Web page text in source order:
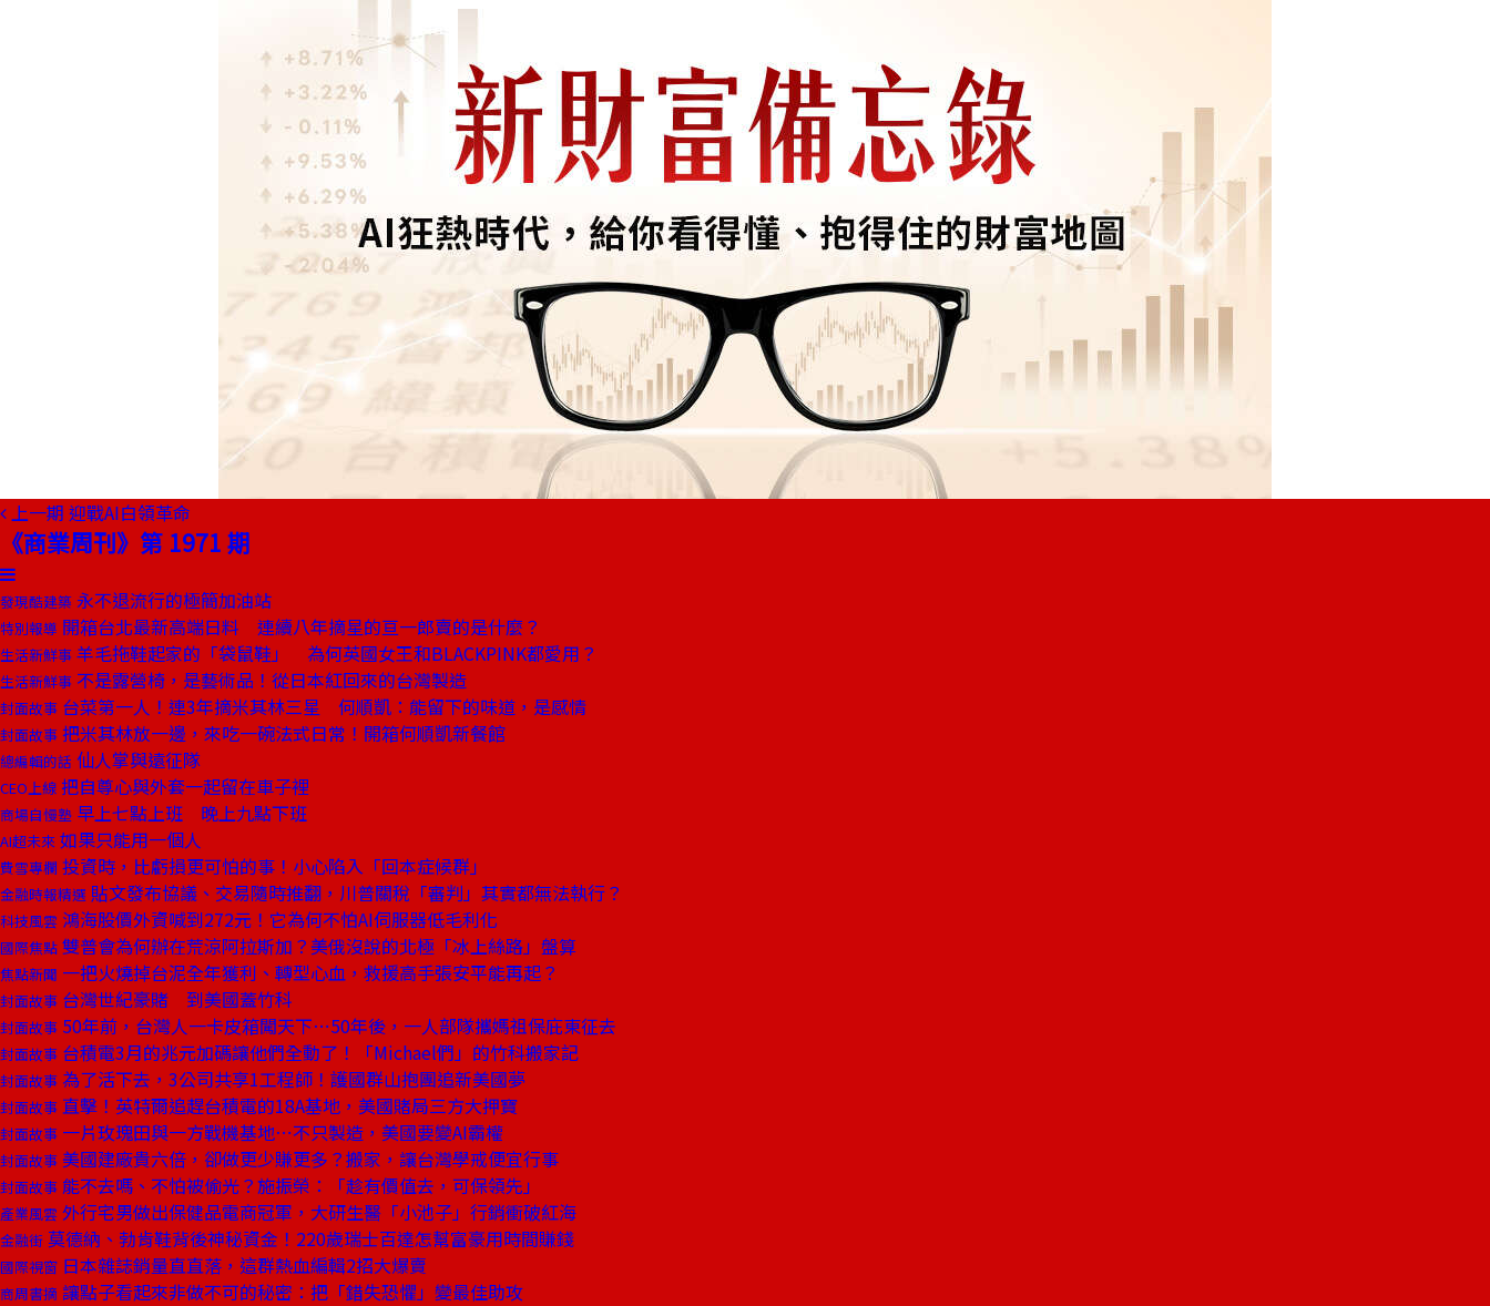
上一期 迎戰AI白領革命
《商業周刊》第 1971 期
發現酷建築 永不退流行的極簡加油站
特別報導 開箱台北最新高端日料 連續八年摘星的亘一郎賣的是什麼？
生活新鮮事 羊毛拖鞋起家的「袋鼠鞋」 為何英國女王和BLACKPINK都愛用？
生活新鮮事 不是露營椅，是藝術品！從日本紅回來的台灣製造
封面故事 台菜第一人！連3年摘米其林三星 何順凱：能留下的味道，是感情
封面故事 把米其林放一邊，來吃一碗法式日常！開箱何順凱新餐館
總編輯的話 仙人掌與遠征隊
CEO上線 把自尊心與外套一起留在車子裡
商場自慢塾 早上七點上班 晚上九點下班
AI超未來 如果只能用一個人
費雪專欄 投資時，比虧損更可怕的事！小心陷入「回本症候群」
金融時報精選 貼文發布協議、交易隨時推翻，川普關稅「審判」其實都無法執行？
科技風雲 鴻海股價外資喊到272元！它為何不怕AI伺服器低毛利化
國際焦點 雙普會為何辦在荒涼阿拉斯加？美俄沒說的北極「冰上絲路」盤算
焦點新聞 一把火燒掉台泥全年獲利、轉型心血，救援高手張安平能再起？
封面故事 台灣世紀豪賭 到美國蓋竹科
封面故事 50年前，台灣人一卡皮箱闖天下⋯50年後，一人部隊攜媽祖保庇東征去
封面故事 台積電3月的兆元加碼讓他們全動了！「Michael們」的竹科搬家記
封面故事 為了活下去，3公司共享1工程師！護國群山抱團追新美國夢
封面故事 直擊！英特爾追趕台積電的18A基地，美國賭局三方大押寶
封面故事 一片玫瑰田與一方戰機基地⋯不只製造，美國要變AI霸權
封面故事 美國建廠貴六倍，卻做更少賺更多？搬家，讓台灣學戒便宜行事
封面故事 能不去嗎、不怕被偷光？施振榮：「趁有價值去，可保領先」
產業風雲 外行宅男做出保健品電商冠軍，大研生醫「小池子」行銷衝破紅海
金融街 莫德納、勃肯鞋背後神秘資金！220歲瑞士百達怎幫富豪用時間賺錢
國際視窗 日本雜誌銷量直直落，這群熱血編輯2招大爆賣
商周書摘 讓點子看起來非做不可的秘密：把「錯失恐懼」變最佳助攻